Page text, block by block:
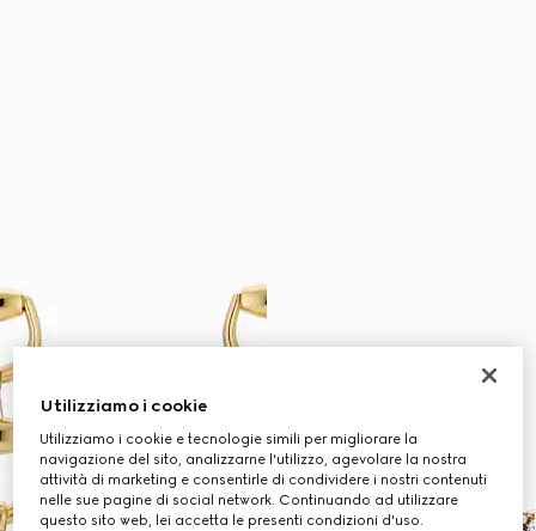
Utilizziamo i cookie
Utilizziamo i cookie e tecnologie simili per migliorare la
navigazione del sito, analizzarne l'utilizzo, agevolare la nostra
attività di marketing e consentirle di condividere i nostri contenuti
nelle sue pagine di social network. Continuando ad utilizzare
questo sito web, lei accetta le presenti condizioni d'uso.